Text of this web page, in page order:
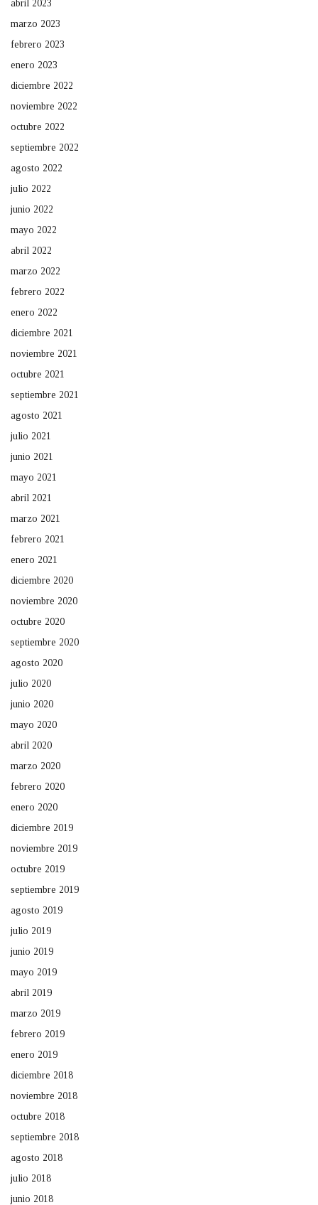
abril 2023
marzo 2023
febrero 2023
enero 2023
diciembre 2022
noviembre 2022
octubre 2022
septiembre 2022
agosto 2022
julio 2022
junio 2022
mayo 2022
abril 2022
marzo 2022
febrero 2022
enero 2022
diciembre 2021
noviembre 2021
octubre 2021
septiembre 2021
agosto 2021
julio 2021
junio 2021
mayo 2021
abril 2021
marzo 2021
febrero 2021
enero 2021
diciembre 2020
noviembre 2020
octubre 2020
septiembre 2020
agosto 2020
julio 2020
junio 2020
mayo 2020
abril 2020
marzo 2020
febrero 2020
enero 2020
diciembre 2019
noviembre 2019
octubre 2019
septiembre 2019
agosto 2019
julio 2019
junio 2019
mayo 2019
abril 2019
marzo 2019
febrero 2019
enero 2019
diciembre 2018
noviembre 2018
octubre 2018
septiembre 2018
agosto 2018
julio 2018
junio 2018